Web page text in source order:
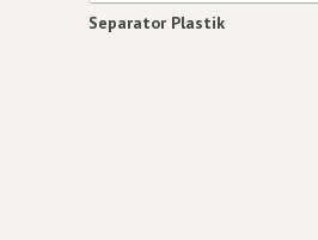
Separator Plastik